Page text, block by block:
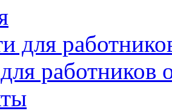
для
работников